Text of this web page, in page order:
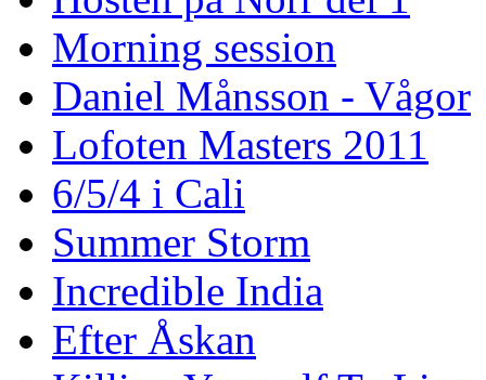
Morning session
Daniel Månsson - Vågor
Lofoten Masters 2011
6/5/4 i Cali
Summer Storm
Incredible India
Efter Åskan